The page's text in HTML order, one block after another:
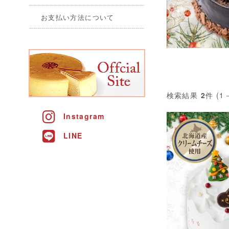
お支払い方法について
Instagram
LINE
検索結果 2件 (1